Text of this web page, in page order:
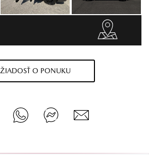
ŽIADOSŤ O PONUKU